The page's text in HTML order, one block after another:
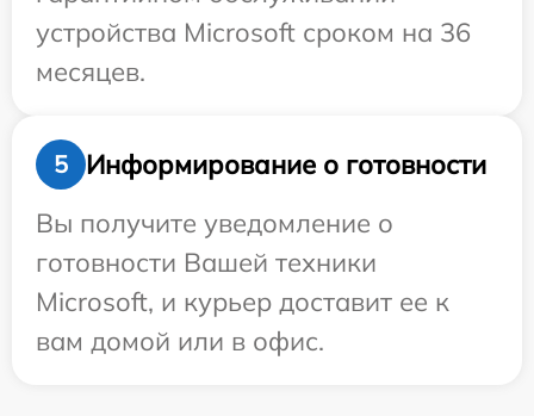
устройства Microsoft сроком на 36
месяцев.
5
Информирование о готовности
Вы получите уведомление о
готовности Вашей техники
Microsoft, и курьер доставит ее к
вам домой или в офис.